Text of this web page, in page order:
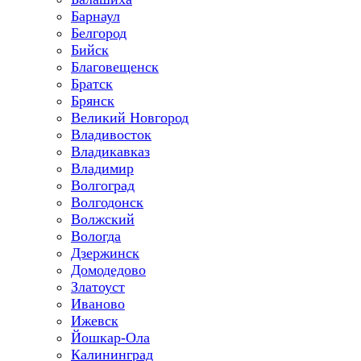
Барнаул
Белгород
Бийск
Благовещенск
Братск
Брянск
Великий Новгород
Владивосток
Владикавказ
Владимир
Волгоград
Волгодонск
Волжский
Вологда
Дзержинск
Домодедово
Златоуст
Иваново
Ижевск
Йошкар-Ола
Калининград